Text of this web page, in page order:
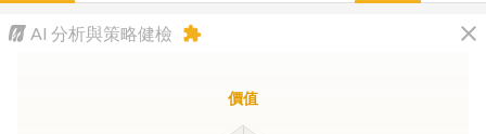
AI 分析與策略健檢 close
extension
價值